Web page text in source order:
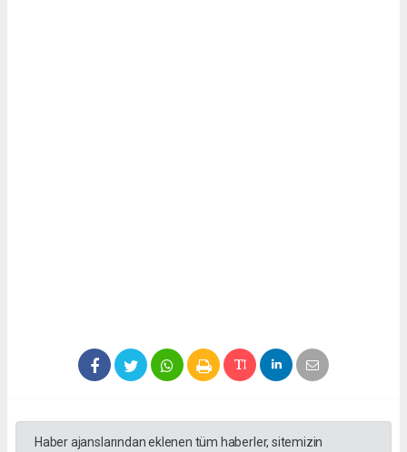
Haber ajanslarından eklenen tüm haberler, sitemizin